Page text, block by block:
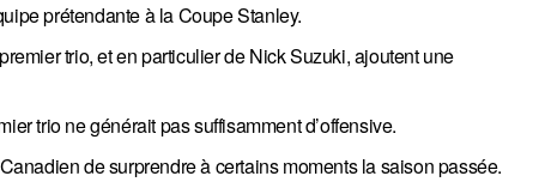
prétendante à la Coupe Stanley.
trio, et en particulier de Nick Suzuki, ajoutent une
trio ne générait pas suffisamment d’offensive.
de surprendre à certains moments la saison passée.